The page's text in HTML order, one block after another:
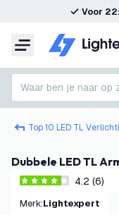
Voor
Menu
Waar ben je naar op
Top 10 LED TL
Dubbele LED TL
4.2 score sterren
4.2 (6)
Merk: Lightexpert